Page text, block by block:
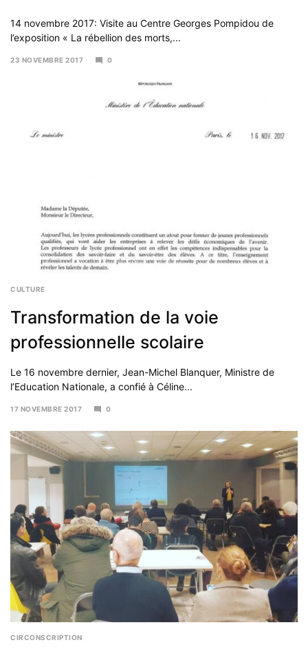
14 novembre 2017: Visite au Centre Georges Pompidou de
l’exposition « La rébellion des morts,...
23 NOVEMBRE 2017
0
CULTURE
Transformation de la voie
professionnelle scolaire
Le 16 novembre dernier, Jean-Michel Blanquer, Ministre de
l’Education Nationale, a confié à Céline...
17 NOVEMBRE 2017
2017
0
CIRCONSCRIPTION